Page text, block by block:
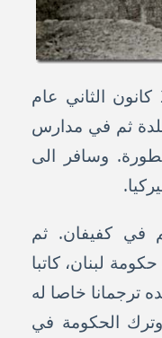
ولد خير الله في جران في 27 كانون الثاني عام
ثم في مدارس
وسافر الى
في كفيفان. ثم
لبنان، كاتبا
ترجمانا خاصا له
الحكومة في